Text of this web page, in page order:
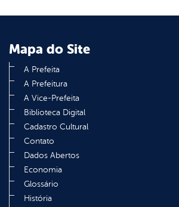
Mapa do Site
A Prefeita
A Prefeitura
A Vice-Prefeita
Biblioteca Digital
Cadastro Cultural
Contato
Dados Abertos
Economia
Glossário
História